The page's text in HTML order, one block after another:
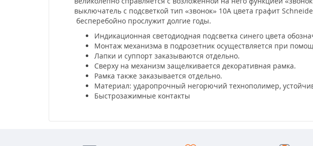
выключатель с подсветкой тип «звонок» 10А цвета графит
бесперебойно прослужит долгие годы.
Индикационная светодиодная подсветка синего цвета
Монтаж механизма в подрозетник осуществляется при
Лапки и суппорт заказываются отдельно.
Сверху на механизм защелкивается декоративная рамка.
Рамка также заказывается отдельно.
Материал: ударопрочный негорючий технополимер,
Быстрозажимные контакты